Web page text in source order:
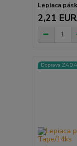
Lepiaca
2,21 EUR
Doprava